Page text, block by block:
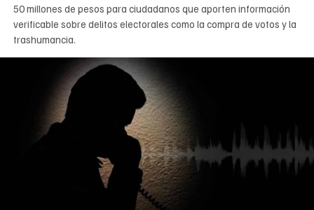
50 millones de pesos para ciudadanos que aporten información
verificable sobre delitos electorales como la compra de votos y la
trashumancia.